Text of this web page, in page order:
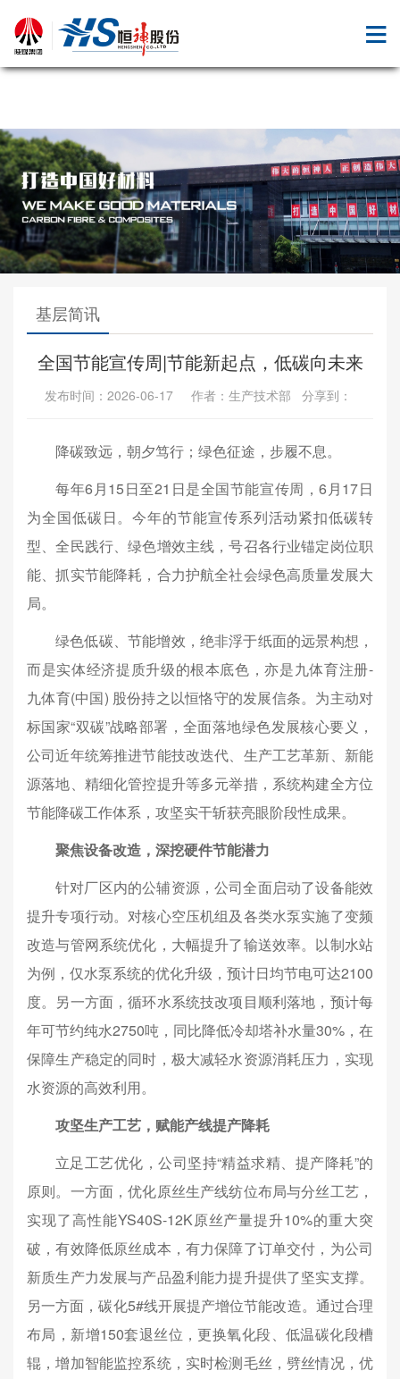
九体育注册
基层简讯
全国节能宣传周|节能新起点，低碳向未来
发布时间：2026-06-17 作者：生产技术部 分享到：
降碳致远，朝夕笃行；绿色征途，步履不息。
每年6月15日至21日是全国节能宣传周，6月17日
为全国低碳日。今年的节能宣传系列活动紧扣低碳转
型、全民践行、绿色增效主线，号召各行业锚定岗位职
能、抓实节能降耗，合力护航全社会绿色高质量发展大
局。
绿色低碳、节能增效，绝非浮于纸面的远景构想，
而是实体经济提质升级的根本底色，亦是九体育注册-
九体育(中国) 股份持之以恒恪守的发展信条。为主动对
标国家“双碳”战略部署，全面落地绿色发展核心要义，
公司近年统筹推进节能技改迭代、生产工艺革新、新能
源落地、精细化管控提升等多元举措，系统构建全方位
节能降碳工作体系，攻坚实干斩获亮眼阶段性成果。
聚焦设备改造，深挖硬件节能潜力
针对厂区内的公辅资源，公司全面启动了设备能效
提升专项行动。对核心空压机组及各类水泵实施了变频
改造与管网系统优化，大幅提升了输送效率。以制水站
为例，仅水泵系统的优化升级，预计日均节电可达2100
度。另一方面，循环水系统技改项目顺利落地，预计每
年可节约纯水2750吨，同比降低冷却塔补水量30%，在
保障生产稳定的同时，极大减轻水资源消耗压力，实现
水资源的高效利用。
攻坚生产工艺，赋能产线提产降耗
立足工艺优化，公司坚持“精益求精、提产降耗”的
原则。一方面，优化原丝生产线纺位布局与分丝工艺，
实现了高性能YS40S-12K原丝产量提升10%的重大突
破，有效降低原丝成本，有力保障了订单交付，为公司
新质生产力发展与产品盈利能力提升提供了坚实支撑。
另一方面，碳化5#线开展提产增位节能改造。通过合理
布局，新增150套退丝位，更换氧化段、低温碳化段槽
辊，增加智能监控系统，实时检测毛丝，劈丝情况，优